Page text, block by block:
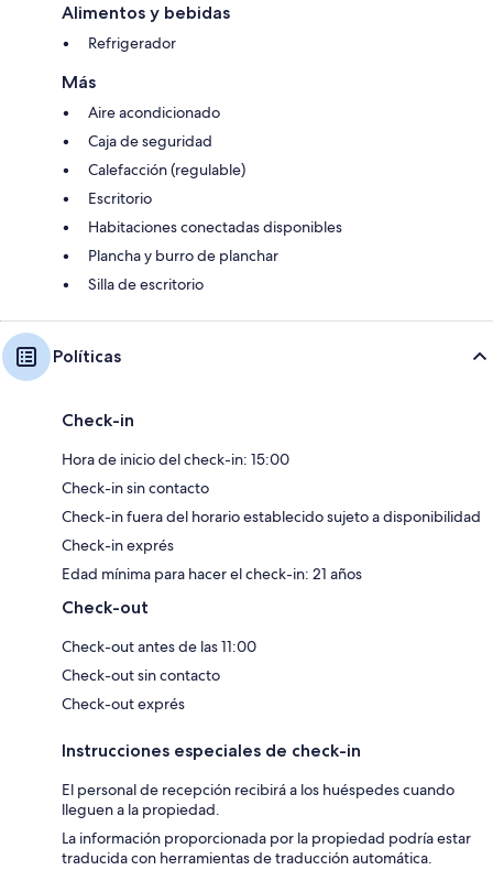
Alimentos y bebidas
Refrigerador
Más
Aire acondicionado
Caja de seguridad
Calefacción (regulable)
Escritorio
Habitaciones conectadas disponibles
Plancha y burro de planchar
Silla de escritorio
Políticas
Check-in
Hora de inicio del check-in: 15:00
Check-in sin contacto
Check-in fuera del horario establecido sujeto a disponibilidad
Check-in exprés
Edad mínima para hacer el check-in: 21 años
Check-out
Check-out antes de las 11:00
Check-out sin contacto
Check-out exprés
Instrucciones especiales de check-in
El personal de recepción recibirá a los huéspedes cuando
lleguen a la propiedad.
La información proporcionada por la propiedad podría estar
traducida con herramientas de traducción automática.